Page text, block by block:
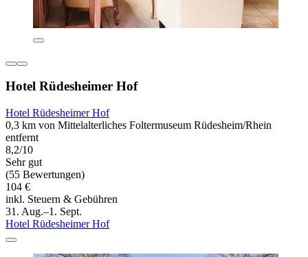
Hotel Rüdesheimer Hof
Hotel Rüdesheimer Hof
0,3 km von Mittelalterliches Foltermuseum Rüdesheim/Rhein
entfernt
8,2/10
Sehr gut
(55 Bewertungen)
104 €
inkl. Steuern & Gebühren
31. Aug.–1. Sept.
Hotel Rüdesheimer Hof